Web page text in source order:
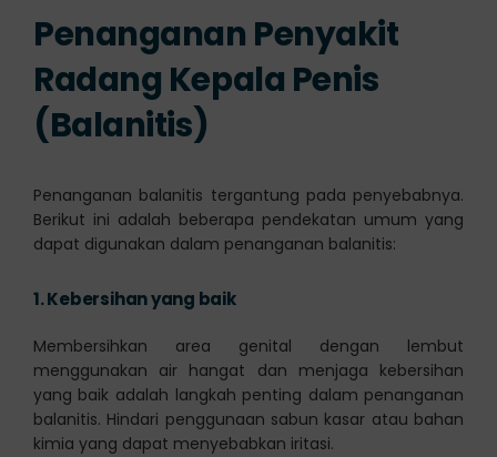
Penanganan Penyakit
Radang Kepala Penis
(Balanitis)
Penanganan balanitis tergantung pada penyebabnya.
Berikut ini adalah beberapa pendekatan umum yang
dapat digunakan dalam penanganan balanitis:
1.Kebersihan yang baik
Membersihkan area genital dengan lembut
menggunakan air hangat dan menjaga kebersihan
yang baik adalah langkah penting dalam penanganan
balanitis. Hindari penggunaan sabun kasar atau bahan
kimia yang dapat menyebabkan iritasi.